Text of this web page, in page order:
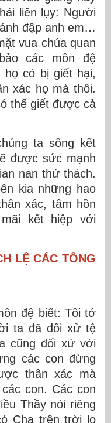
liên lụy: Người
đập anh em…
vua chúa quan
các môn đệ
có bị giết hại,
xác họ mà thôi.
thể giết được cả
ta sống kết
được sức mạnh
nan thử thách.
kia những hao
xác, tâm hồn
kết hiệp với
LỆ CÁC TÔNG
đệ biết: Tôi tớ
ta đã đối xử tệ
cũng đối xử với
các con đừng
thân xác mà
con. Các con
Thầy nói riêng
Cha trên trời lo